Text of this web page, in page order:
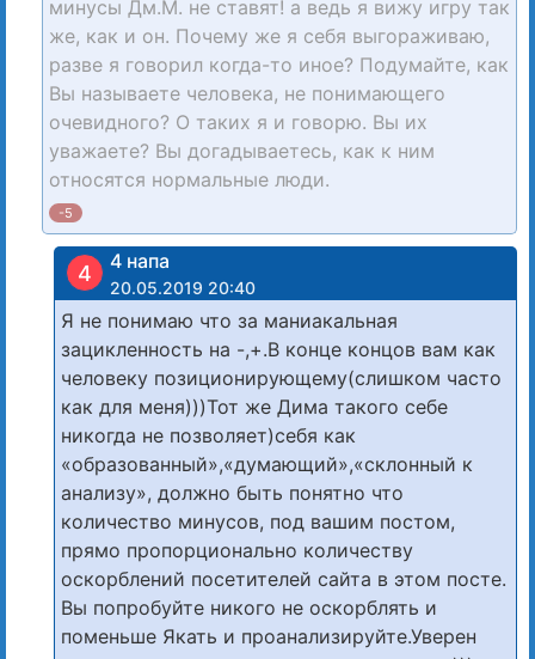
минусы Дм.М. не ставят! а ведь я вижу игру так
же, как и он. Почему же я себя выгораживаю,
разве я говорил когда-то иное? Подумайте, как
Вы называете человека, не понимающего
очевидного? О таких я и говорю. Вы их
уважаете? Вы догадываетесь, как к ним
относятся нормальные люди.
-5
4 4 напа
20.05.2019 20:40
Я не понимаю что за маниакальная
зацикленность на -,+.В конце концов вам как
человеку позиционирующему(слишком часто
как для меня)))Тот же Дима такого себе
никогда не позволяет)себя как
«образованный»,«думающий»,«склонный к
анализу», должно быть понятно что
количество минусов, под вашим постом,
прямо пропорционально количеству
оскорблений посетителей сайта в этом посте.
Вы попробуйте никого не оскорблять и
поменьше Якать и проанализируйте.Уверен